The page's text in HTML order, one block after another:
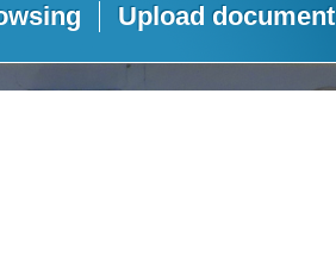
Upload document